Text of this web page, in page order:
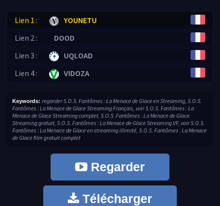
Lien 1 :
YOUNETU
Lien 2 :
DOOD
Lien 3 :
UQLOAD
Lien 4 :
VIDOZA
Keywords: regarder S.O.S. Fantômes : La Menace de Glace en Streaming, S.O.S.
Fantômes : La Menace de Glace Streaming Français, voir S.O.S. Fantômes : La
Menace de Glace Streaming complet, S.O.S. Fantômes : La Menace de Glace
Streaming gratuit, S.O.S. Fantômes : La Menace de Glace Streaming VF, voir S.O.S.
Fantômes : La Menace de Glace en streaming illimité, S.O.S. Fantômes : La Menace
de Glace film gratuit complet
Regarder
Télécharger